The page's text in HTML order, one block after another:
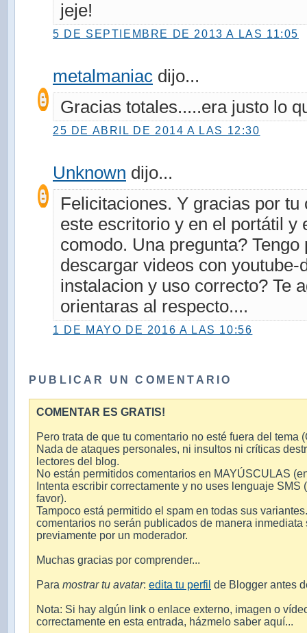
jeje!
5 DE SEPTIEMBRE DE 2013 A LAS 11:05
metalmaniac dijo...
Gracias totales.....era justo lo
25 DE ABRIL DE 2014 A LAS 12:30
Unknown dijo...
Felicitaciones. Y gracias por tu
este escritorio y en el portátil y
comodo. Una pregunta?
descargar videos con youtube-
instalacion y uso correcto? Te
orientaras al respecto....
1 DE MAYO DE 2016 A LAS 10:56
PUBLICAR UN COMENTARIO
COMENTAR ES GRATIS!
Pero trata de que tu comentario no esté fuera del tema
Nada de ataques personales, ni insultos ni críticas
lectores del blog.
No están permitidos comentarios en MAYÚSCULAS
Intenta escribir correctamente y no uses lenguaje
favor).
Tampoco está permitido el spam en todas sus
comentarios no serán publicados de manera inmediata
previamente por un moderador.
Muchas gracias por comprender...
Para mostrar tu avatar: edita tu perfil de Blogger antes
Nota: Si hay algún link o enlace externo, imagen o
correctamente en esta entrada, házmelo saber aquí...